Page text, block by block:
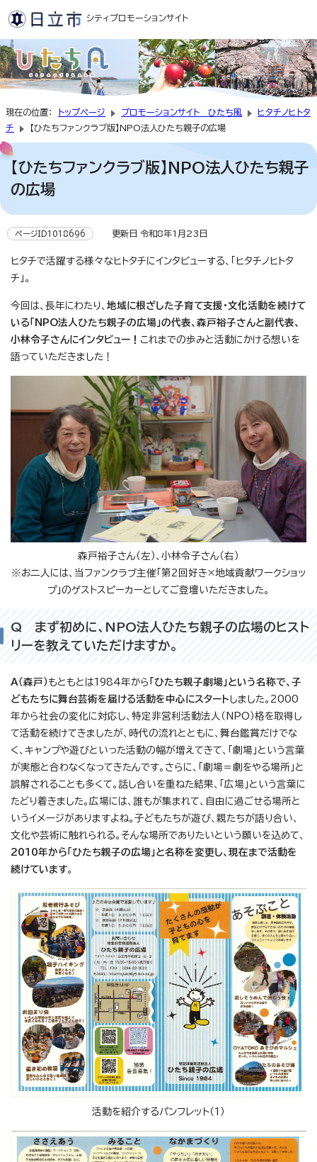
シティプロモーションサイト
現在の位置： トップページ プロモーションサイト ひたち風
ヒタチノヒトタ
チ
【ひたちファンクラブ版】NPO法人ひたち親子の広場
【ひたちファンクラブ版】NPO法人ひたち親子
の広場
ページID1018696 更新日 令和8年1月23日
ヒタチで活躍する様々なヒトタチにインタビューする、「ヒタチノヒトタ
チ」。
今回は、長年にわたり、 地域に根ざした子育て支援・文化活動を続けて
いる「NPO法人ひたち親子の広場」の代表、森戸裕子さんと副代表、
小林令子さんにインタビュー！ これまでの歩みと活動にかける想いを
語っていただきました！
森戸裕子さん（左）、小林令子さん（右）
※お二人には、当ファンクラブ主催「第2回好き×地域貢献ワークショッ
プ」のゲストスピーカーとしてご登壇いただきました。
Q まず初めに、NPO法人ひたち親子の広場のヒスト
リーを教えていただけますか。
A（森戸）もともとは1984年から 「ひたち親子劇場」という名称で、子
どもたちに舞台芸術を届ける活動を中心にスタート しました。2000
年から社会の変化に対応し、特定非営利活動法人（NPO）格を取得し
て活動を続けてきましたが、時代の流れとともに、舞台鑑賞だけでな
く、キャンプや遊びといった活動の幅が増えてきて、「劇場」という言葉
が実態と合わなくなってきたんです。さらに、「劇場＝劇をやる場所」と
誤解されることも多くて。話し合いを重ねた結果、「広場」という言葉に
たどり着きました。広場には、誰もが集まれて、自由に過ごせる場所と
いうイメージがありますよね。子どもたちが遊び、親たちが語り合い、
文化や芸術に触れられる。そんな場所でありたいという願いを込めて、
2010年から「ひたち親子の広場」と名称を変更し、現在まで活動を
続けています。
活動を紹介するパンフレット（1）